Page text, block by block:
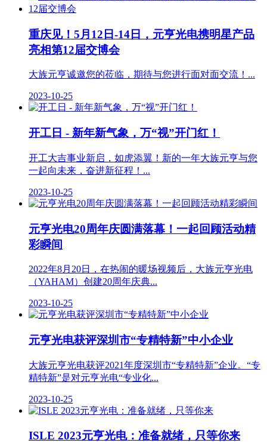
重庆见！5月12日-14日，元亨光电携明星产品
亮相第12届交博会
大族元亨诚邀您的莅临，期待与您进行面对面交流！...
2023-10-25
开工日 - 新年新气象，万“视”开门红！
开工大吉事业新启，如虎添翼！新的一年大族元亨与您
一起向未来，奋进新征程！...
2023-10-25
元亨光电20周年庆圆满落幕！一起回顾活动精
彩瞬间
2022年8月20日，在热闹的暖场视频后，大族元亨光电
（YAHAM）创建20周年庆典...
2023-10-25
元亨光电获评深圳市“专精特新”中小企业
大族元亨光电获评2021年度深圳市“专精特新”企业。“专
精特新”是对元亨光电“专业化...
2023-10-25
ISLE 2023元亨光电：准备就绪，只等你来